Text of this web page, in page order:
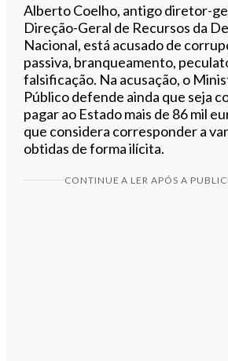
Alberto Coelho, antigo diretor-
Direção-Geral de Recursos da
Nacional, está acusado de
passiva, branqueamento,
falsificação. Na acusação, o
Público defende ainda que seja
pagar ao Estado mais de 86 mil
que considera corresponder a
obtidas de forma ilícita.
CONTINUE A LER APÓS A